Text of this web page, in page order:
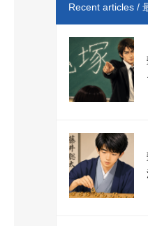
Recent articles /